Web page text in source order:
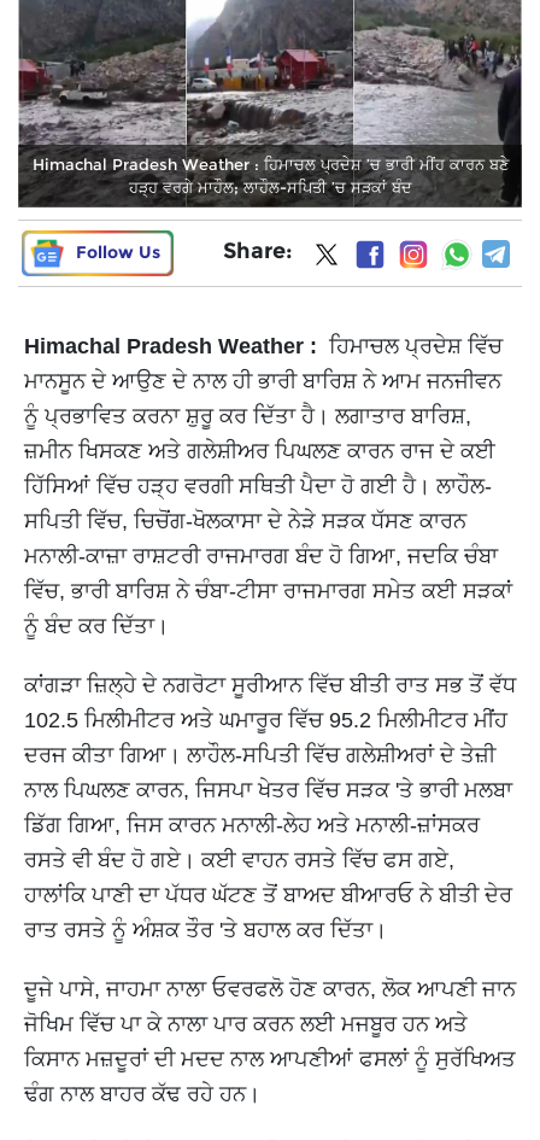
Himachal Pradesh Weather : ਹਿਮਾਚਲ ਪ੍ਰਦੇਸ਼ ’ਚ ਭਾਰੀ ਮੀਂਹ ਕਾਰਨ ਬਣੇ
ਹੜ੍ਹ ਵਰਗੇ ਮਾਹੌਲ; ਲਾਹੌਲ-ਸਪਿਤੀ ’ਚ ਸੜਕਾਂ ਬੰਦ
Follow Us Share:
Himachal Pradesh Weather : ਹਿਮਾਚਲ ਪ੍ਰਦੇਸ਼ ਵਿੱਚ
ਮਾਨਸੂਨ ਦੇ ਆਉਣ ਦੇ ਨਾਲ ਹੀ ਭਾਰੀ ਬਾਰਿਸ਼ ਨੇ ਆਮ ਜਨਜੀਵਨ
ਨੂੰ ਪ੍ਰਭਾਵਿਤ ਕਰਨਾ ਸ਼ੁਰੂ ਕਰ ਦਿੱਤਾ ਹੈ। ਲਗਾਤਾਰ ਬਾਰਿਸ਼,
ਜ਼ਮੀਨ ਖਿਸਕਣ ਅਤੇ ਗਲੇਸ਼ੀਅਰ ਪਿਘਲਣ ਕਾਰਨ ਰਾਜ ਦੇ ਕਈ
ਹਿੱਸਿਆਂ ਵਿੱਚ ਹੜ੍ਹ ਵਰਗੀ ਸਥਿਤੀ ਪੈਦਾ ਹੋ ਗਈ ਹੈ। ਲਾਹੌਲ-
ਸਪਿਤੀ ਵਿੱਚ, ਚਿਚੋਂਗ-ਖੋਲਕਾਸਾ ਦੇ ਨੇੜੇ ਸੜਕ ਧੱਸਣ ਕਾਰਨ
ਮਨਾਲੀ-ਕਾਜ਼ਾ ਰਾਸ਼ਟਰੀ ਰਾਜਮਾਰਗ ਬੰਦ ਹੋ ਗਿਆ, ਜਦਕਿ ਚੰਬਾ
ਵਿੱਚ, ਭਾਰੀ ਬਾਰਿਸ਼ ਨੇ ਚੰਬਾ-ਟੀਸਾ ਰਾਜਮਾਰਗ ਸਮੇਤ ਕਈ ਸੜਕਾਂ
ਨੂੰ ਬੰਦ ਕਰ ਦਿੱਤਾ।
ਕਾਂਗੜਾ ਜ਼ਿਲ੍ਹੇ ਦੇ ਨਗਰੋਟਾ ਸੂਰੀਆਨ ਵਿੱਚ ਬੀਤੀ ਰਾਤ ਸਭ ਤੋਂ ਵੱਧ
102.5 ਮਿਲੀਮੀਟਰ ਅਤੇ ਘਮਾਰੂਰ ਵਿੱਚ 95.2 ਮਿਲੀਮੀਟਰ ਮੀਂਹ
ਦਰਜ ਕੀਤਾ ਗਿਆ। ਲਾਹੌਲ-ਸਪਿਤੀ ਵਿੱਚ ਗਲੇਸ਼ੀਅਰਾਂ ਦੇ ਤੇਜ਼ੀ
ਨਾਲ ਪਿਘਲਣ ਕਾਰਨ, ਜਿਸਪਾ ਖੇਤਰ ਵਿੱਚ ਸੜਕ 'ਤੇ ਭਾਰੀ ਮਲਬਾ
ਡਿੱਗ ਗਿਆ, ਜਿਸ ਕਾਰਨ ਮਨਾਲੀ-ਲੇਹ ਅਤੇ ਮਨਾਲੀ-ਜ਼ਾਂਸਕਰ
ਰਸਤੇ ਵੀ ਬੰਦ ਹੋ ਗਏ। ਕਈ ਵਾਹਨ ਰਸਤੇ ਵਿੱਚ ਫਸ ਗਏ,
ਹਾਲਾਂਕਿ ਪਾਣੀ ਦਾ ਪੱਧਰ ਘੱਟਣ ਤੋਂ ਬਾਅਦ ਬੀਆਰਓ ਨੇ ਬੀਤੀ ਦੇਰ
ਰਾਤ ਰਸਤੇ ਨੂੰ ਅੰਸ਼ਕ ਤੌਰ 'ਤੇ ਬਹਾਲ ਕਰ ਦਿੱਤਾ।
ਦੂਜੇ ਪਾਸੇ, ਜਾਹਮਾ ਨਾਲਾ ਓਵਰਫਲੋ ਹੋਣ ਕਾਰਨ, ਲੋਕ ਆਪਣੀ ਜਾਨ
ਜੋਖਿਮ ਵਿੱਚ ਪਾ ਕੇ ਨਾਲਾ ਪਾਰ ਕਰਨ ਲਈ ਮਜਬੂਰ ਹਨ ਅਤੇ
ਕਿਸਾਨ ਮਜ਼ਦੂਰਾਂ ਦੀ ਮਦਦ ਨਾਲ ਆਪਣੀਆਂ ਫਸਲਾਂ ਨੂੰ ਸੁਰੱਖਿਅਤ
ਢੰਗ ਨਾਲ ਬਾਹਰ ਕੱਢ ਰਹੇ ਹਨ।